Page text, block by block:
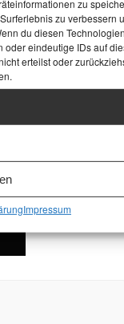
zu
zu verbessern
du diesen
oder eindeutige IDs auf
erteilst oder
Impressum